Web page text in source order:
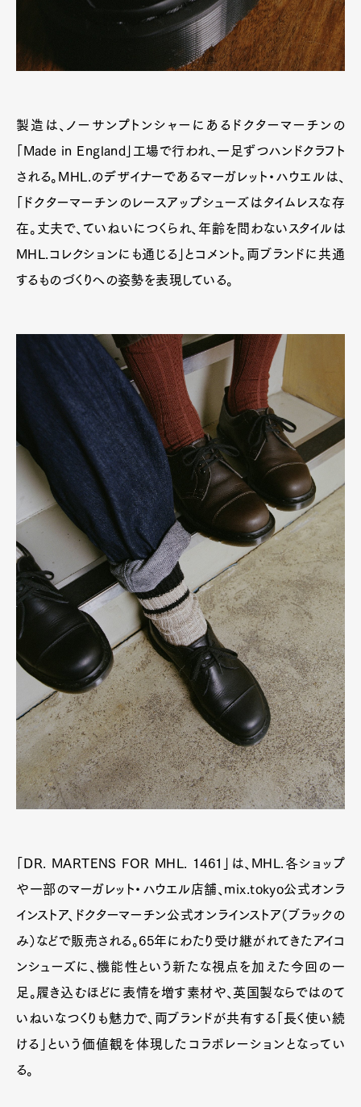
製造は、ノーサンプトンシャーにあるドクターマーチンの
「Made in England」工場で行われ、一足ずつハンドクラフト
される。MHL.のデザイナーであるマーガレット・ハウエルは、
「ドクターマーチンのレースアップシューズはタイムレスな存
在。丈夫で、ていねいにつくられ、年齢を問わないスタイルは
MHL.コレクションにも通じる」とコメント。両ブランドに共通
するものづくりへの姿勢を表現している。
「DR. MARTENS FOR MHL. 1461」は、MHL.各ショップ
や一部のマーガレット・ハウエル店舗、mix.tokyo公式オンラ
インストア、ドクターマーチン公式オンラインストア（ブラックの
み）などで販売される。65年にわたり受け継がれてきたアイコ
ンシューズに、機能性という新たな視点を加えた今回の一
足。履き込むほどに表情を増す素材や、英国製ならではのて
いねいなつくりも魅力で、両ブランドが共有する「長く使い続
ける」という価値観を体現したコラボレーションとなってい
る。